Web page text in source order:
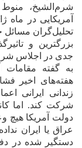
شرم‌الشيخ،
آمريکايى در ماه
تحليل‌گران مسائل
بزرگترين و
جدى در اجلاس
به گفته مقامات
هفته‌هاى اخير
زندانى ايرانى
شرکت کند. اما
دولت آمريکا هيچ
عراق يا ايران
دستگير شده در